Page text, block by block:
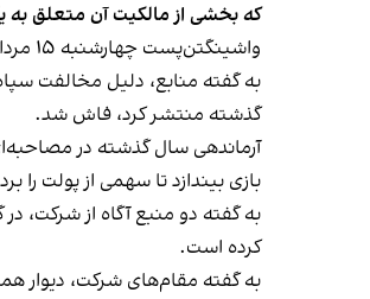
که بخشی از مالکیت آن متعلق
واشینگتن‌پست چهارشنبه ۱۵ مرداد نوشت بهار امسال و زمانی که پلتفرم دیوار تصمیم گرفت وارد بورس تهران شود، سپاه پاسداران مداخله کرد و جلو این اقدام را گرفت.
به گفته منابع، دلیل مخالفت
گذشته منتشر کرد، فاش شد.
بازی بیندازد تا سهمی از پولت را
به گفته دو منبع آگاه از شرکت،
کرده است.
به گفته مقام‌های شرکت، دیوار